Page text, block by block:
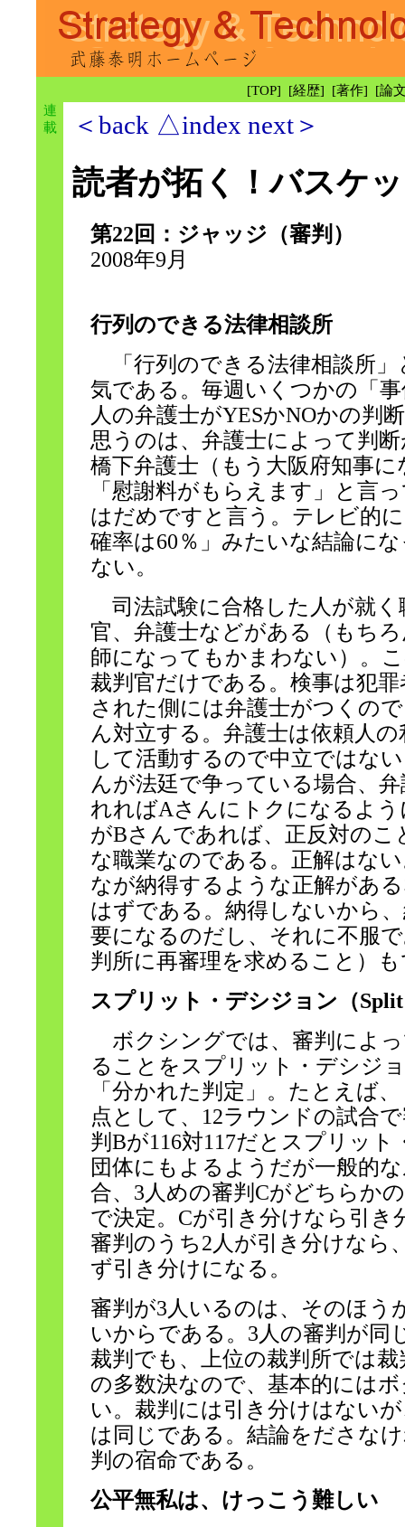
[TOP] [経歴] [著作] [論
連
載
＜back △index next＞
読者が拓く！バスケ
第22回：ジャッジ（審判）
2008年9月
行列のできる法律相談所
「行列のできる法律相談所」
気である。毎週いくつかの「
人の弁護士がYESかNOかの判
思うのは、弁護士によって判
橋下弁護士（もう大阪府知事
「慰謝料がもらえます」と言
はだめですと言う。テレビ的
確率は60％」みたいな結論に
ない。
司法試験に合格した人が就く
官、弁護士などがある（もち
師になってもかまわない）。
裁判官だけである。検事は犯
された側には弁護士がつくの
ん対立する。弁護士は依頼人
して活動するので中立ではな
んが法廷で争っている場合、
れればAさんにトクになるよ
がBさんであれば、正反対のこ
な職業なのである。正解はな
なが納得するような正解があ
はずである。納得しないから
要になるのだし、それに不服
判所に再審理を求めること）
スプリット・デシジョン（Split
ボクシングでは、審判によ
ることをスプリット・デシジ
「分かれた判定」。たとえば
点として、12ラウンドの試合
判Bが116対117だとスプリッ
団体にもよるようだが一般的
合、3人めの審判Cがどちらか
で決定。Cが引き分けなら引き
審判のうち2人が引き分けなら
ず引き分けになる。
審判が3人いるのは、そのほう
いからである。3人の審判が同
裁判でも、上位の裁判所では
の多数決なので、基本的には
い。裁判には引き分けはない
は同じである。結論をださな
判の宿命である。
公平無私は、けっこう難しい